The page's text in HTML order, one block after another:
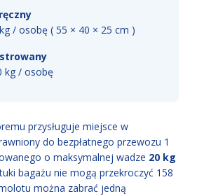
/ osobę ( 55 × 40 × 25 cm )
kg / osobę
przysługuje miejsce w
do bezpłatnego przewozu 1
o maksymalnej wadze 20 kg
bagażu nie mogą przekroczyć 158
można zabrać jedną